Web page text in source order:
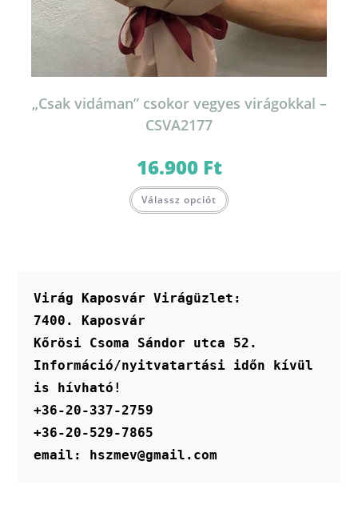
„Csak vidáman” csokor vegyes virágokkal –
CSVA2177
16.900 Ft
Válassz opciót
Virág Kaposvár Virágüzlet:
7400. Kaposvár
Kőrösi Csoma Sándor utca 52.
Információ/nyitvatartási időn kívül
is hívható!
+36-20-337-2759
+36-20-529-7865
email: hszmev@gmail.com